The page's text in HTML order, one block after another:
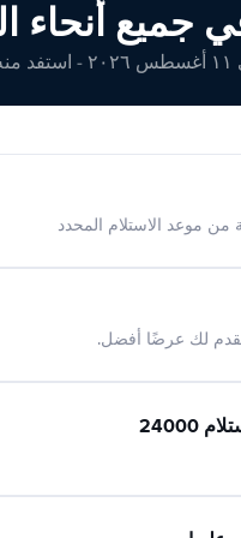
جميع أنحاء
لك عرضًا أفضل.